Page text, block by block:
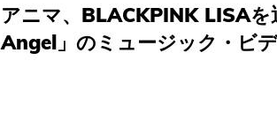
アニマ、BLACKPINK LISA
Angel」のミュージック・ビ